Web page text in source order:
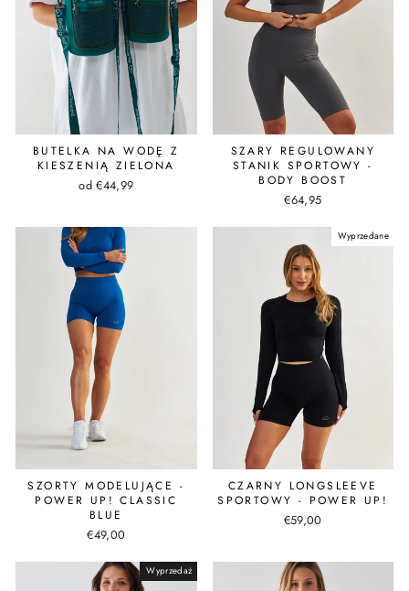
BUTELKA NA WODĘ Z
KIESZENIĄ ZIELONA
od €44,99
SZARY REGULOWANY
STANIK SPORTOWY -
BODY BOOST
€64,95
SZORTY MODELUJĄCE -
POWER UP! CLASSIC
BLUE
€49,00
Wyprzedane
CZARNY LONGSLEEVE
SPORTOWY - POWER UP!
€59,00
Wyprzedaż